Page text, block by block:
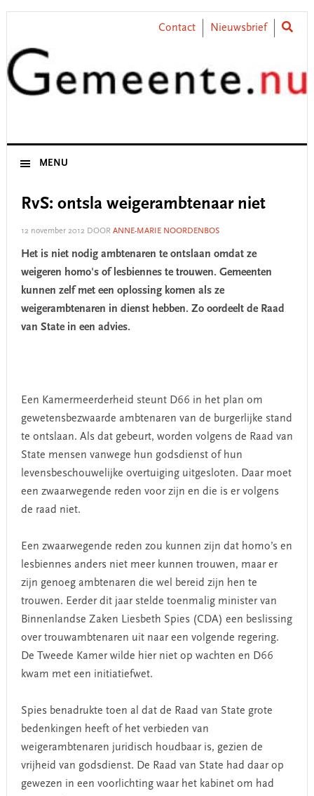
Skip
primary
navigation
Skip
content
Skip
primary
sidebar
Skip
footer
Contact Nieuwsbrief
MENU
RvS: ontsla weigerambtenaar niet
12 november 2012DOOR ANNE-MARIE NOORDENBOS
Het is niet nodig ambtenaren te ontslaan omdat ze
weigeren homo's of lesbiennes te trouwen. Gemeenten
kunnen zelf met een oplossing komen als ze
weigerambtenaren in dienst hebben. Zo oordeelt de Raad
van State in een advies.
Een Kamermeerderheid steunt D66 in het plan om
gewetensbezwaarde ambtenaren van de burgerlijke stand
te ontslaan. Als dat gebeurt, worden volgens de Raad van
State mensen vanwege hun godsdienst of hun
levensbeschouwelijke overtuiging uitgesloten. Daar moet
een zwaarwegende reden voor zijn en die is er volgens
de raad niet.
Een zwaarwegende reden zou kunnen zijn dat homo’s en
lesbiennes anders niet meer kunnen trouwen, maar er
zijn genoeg ambtenaren die wel bereid zijn hen te
trouwen. Eerder dit jaar stelde toenmalig minister van
Binnenlandse Zaken Liesbeth Spies (CDA) een beslissing
over trouwambtenaren uit naar een volgende regering.
De Tweede Kamer wilde hier niet op wachten en D66
kwam met een initiatiefwet.
Spies benadrukte toen al dat de Raad van State grote
bedenkingen heeft of het verbieden van
weigerambtenaren juridisch houdbaar is, gezien de
vrijheid van godsdienst. De Raad van State had daar op
gewezen in een voorlichting waar het kabinet om had